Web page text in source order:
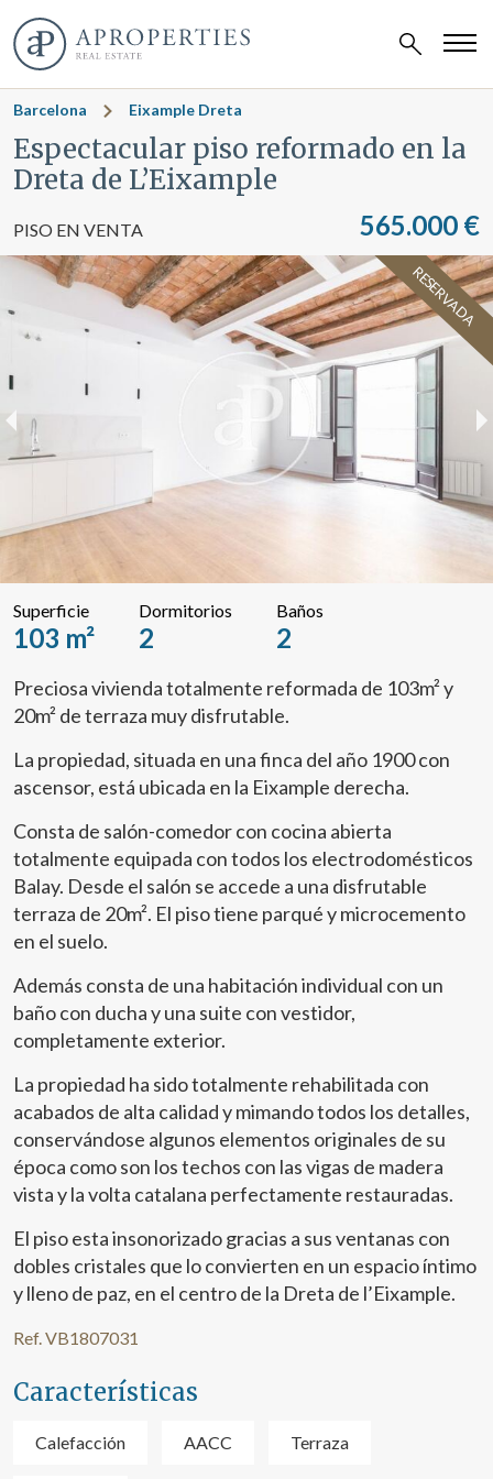
Barcelona Eixample Dreta
Espectacular piso reformado en la
Dreta de L’Eixample
PISO EN VENTA 565.000 €
RESERVADA
Superficie
103 m²
Dormitorios
2
Baños
2
Preciosa vivienda totalmente reformada de 103m² y
20m² de terraza muy disfrutable.
La propiedad, situada en una finca del año 1900 con
ascensor, está ubicada en la Eixample derecha.
Consta de salón-comedor con cocina abierta
totalmente equipada con todos los electrodomésticos
Balay. Desde el salón se accede a una disfrutable
terraza de 20m². El piso tiene parqué y microcemento
en el suelo.
Además consta de una habitación individual con un
baño con ducha y una suite con vestidor,
completamente exterior.
La propiedad ha sido totalmente rehabilitada con
acabados de alta calidad y mimando todos los detalles,
conservándose algunos elementos originales de su
época como son los techos con las vigas de madera
vista y la volta catalana perfectamente restauradas.
El piso esta insonorizado gracias a sus ventanas con
dobles cristales que lo convierten en un espacio íntimo
y lleno de paz, en el centro de la Dreta de l’Eixample.
Ref. VB1807031
Características
Calefacción AACC Terraza
Modificar cookies
Este sitio web utiliza Cookies propias para recopilar